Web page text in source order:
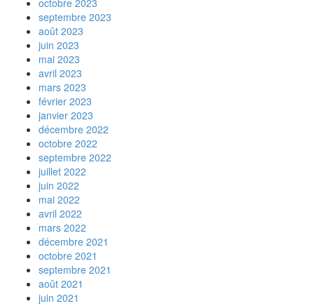
septembre 2023
août 2023
juin 2023
mai 2023
avril 2023
mars 2023
février 2023
janvier 2023
décembre 2022
octobre 2022
septembre 2022
juillet 2022
juin 2022
mai 2022
avril 2022
mars 2022
décembre 2021
octobre 2021
septembre 2021
août 2021
juin 2021